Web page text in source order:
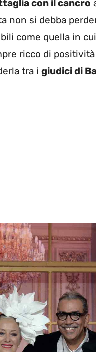
con il cancro
non si debba
come quella in
ricco di
tra i giudici di